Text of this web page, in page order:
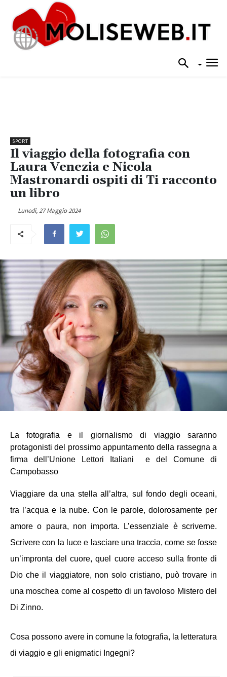
SPORT
Il viaggio della fotografia con
Laura Venezia e Nicola
Mastronardi ospiti di Ti racconto
un libro
Lunedì, 27 Maggio 2024
La fotografia e il giornalismo di viaggio saranno
protagonisti del prossimo appuntamento della rassegna a
firma dell’Unione Lettori Italiani e del Comune di
Campobasso
Viaggiare da una stella all’altra, sul fondo degli oceani,
tra l’acqua e la nube. Con le parole, dolorosamente per
amore o paura, non importa. L’essenziale è scriverne.
Scrivere con la luce e lasciare una traccia, come se fosse
un’impronta del cuore, quel cuore acceso sulla fronte di
Dio che il viaggiatore, non solo cristiano, può trovare in
una moschea come al cospetto di un favoloso Mistero del
Di Zinno.
Cosa possono avere in comune la fotografia, la letteratura
di viaggio e gli enigmatici Ingegni?